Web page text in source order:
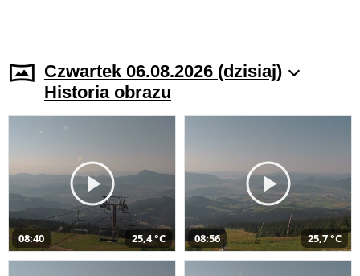
Czwartek 06.08.2026 (dzisiaj)
Historia obrazu
08:40 25,4 °C 08:56 25,7 °C